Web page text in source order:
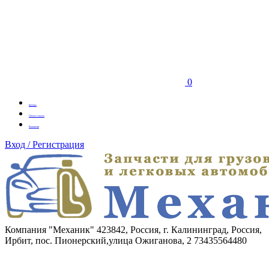
0
Бренды
Оплата заказа
Вакансии
Вход / Регистрация
Компания "Механик" 423842, Россия, г. Калининград, Россия,
Ирбит, пос. Пионерский,улица Ожиганова, 2 73435564480